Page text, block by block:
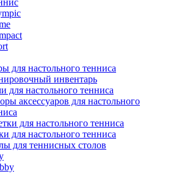
для настольного тенниса
инвентарь
для настольного тенниса
аксессуаров для настольного
для настольного тенниса
для настольного тенниса
для теннисных столов